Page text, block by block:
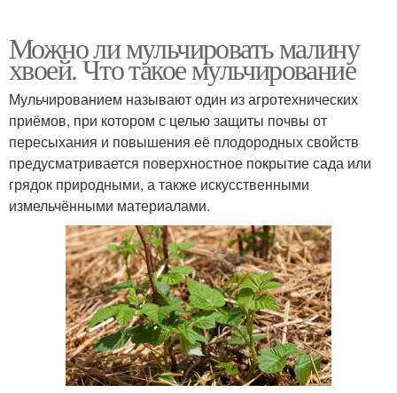
Можно ли мульчировать малину
хвоей. Что такое мульчирование
Мульчированием называют один из агротехнических
приёмов, при котором с целью защиты почвы от
пересыхания и повышения её плодородных свойств
предусматривается поверхностное покрытие сада или
грядок природными, а также искусственными
измельчёнными материалами.